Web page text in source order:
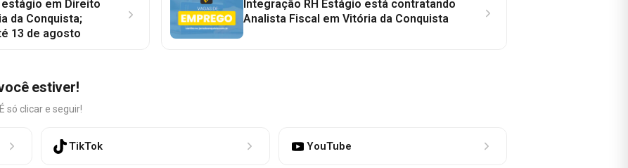
em Direito
da Conquista;
13 de agosto
Integração RH Estágio está contratando
Analista Fiscal em Vitória da Conquista
estiver!
só clicar e seguir!
TikTok YouTube